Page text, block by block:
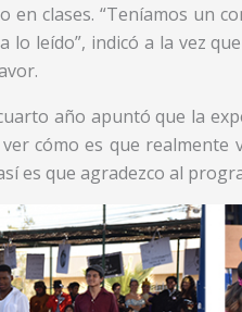
en clases. “Teníamos un
lo leído”, indicó a la vez
año apuntó que la
cómo es que
es que agradezco al